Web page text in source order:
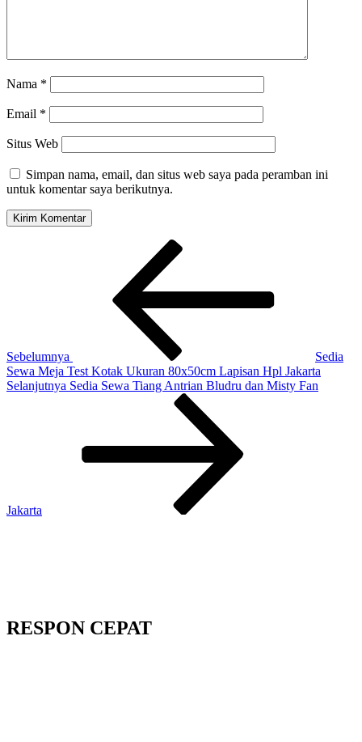
Nama *
Email *
Situs Web
Simpan nama, email, dan situs web saya pada peramban ini
untuk komentar saya berikutnya.
Sebelumnya
Sedia
Sewa Meja Test Kotak Ukuran 80x50cm Lapisan Hpl Jakarta
Pos
Selanjutnya Sedia Sewa Tiang Antrian Bludru dan Misty Fan
Jakarta
RESPON CEPAT